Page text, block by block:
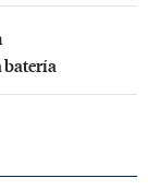
batería